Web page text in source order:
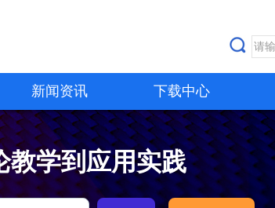
新闻资讯 下载中心
教学到应用实践